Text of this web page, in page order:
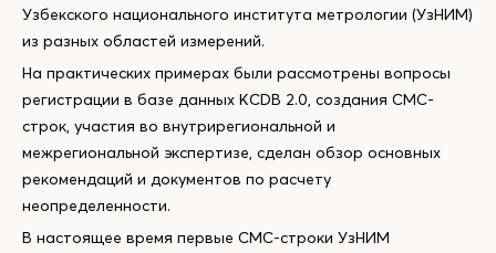
Узбекского национального института метрологии (УзНИМ)
из разных областей измерений.
На практических примерах были рассмотрены вопросы
регистрации в базе данных KCDB 2.0, создания CMC-
строк, участия во внутрирегиональной и
межрегиональной экспертизе, сделан обзор основных
рекомендаций и документов по расчету
неопределенности.
В настоящее время первые СМС-строки УзНИМ